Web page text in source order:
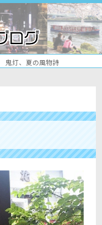
灯、夏の風物詩